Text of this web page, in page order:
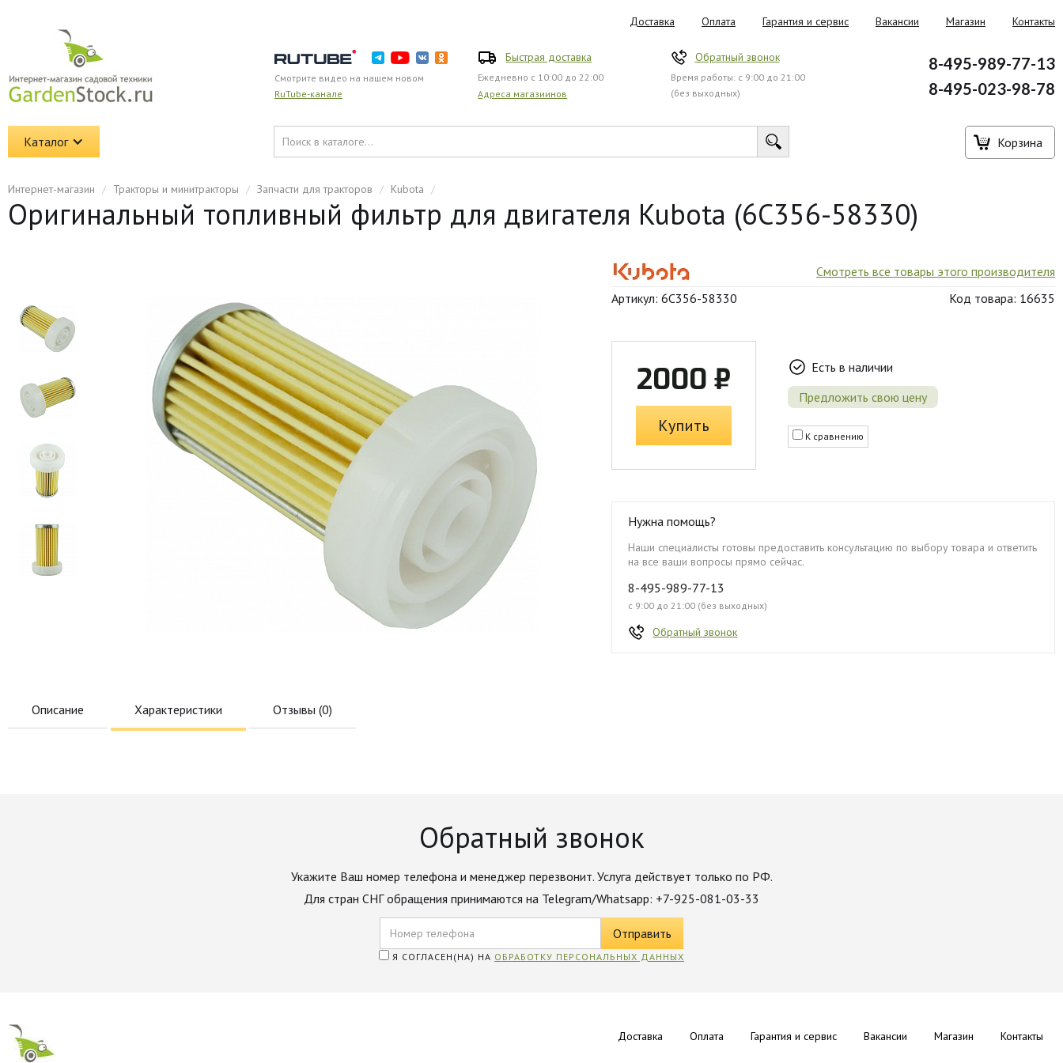
Доставка Оплата Гарантия и сервис Вакансии Магазин Контакты
Смотрите видео на нашем новом
RuTube-канале
Быстрая доставка
Ежедневно с 10:00 до 22:00
Адреса магазиинов
Обратный звонок
Время работы: с 9:00 до 21:00
(без выходных)
8-495-989-77-13
8-495-023-98-78
Каталог Корзина
Интернет-магазин / Тракторы и минитракторы / Запчасти для тракторов / Kubota /
Оригинальный топливный фильтр для двигателя Kubota (6C356-58330)
Смотреть все товары этого производителя
Артикул: 6C356-58330
Код товара: 16635
2000 ₽
Купить
Есть в наличии
Предложить свою цену
К сравнению
Нужна помощь?
Наши специалисты готовы предоставить консультацию по выбору товара и ответить
на все ваши вопросы прямо сейчас.
8-495-989-77-13
с 9:00 до 21:00 (без выходных)
Обратный звонок
Описание Характеристики Отзывы (0)
Обратный звонок
Укажите Ваш номер телефона и менеджер перезвонит. Услуга действует только по РФ.
Для стран СНГ обращения принимаются на Telegram/Whatsapp: +7-925-081-03-33
Я СОГЛАСЕН(НА) НА ОБРАБОТКУ ПЕРСОНАЛЬНЫХ ДАННЫХ
Доставка Оплата Гарантия и сервис Вакансии Магазин Контакты